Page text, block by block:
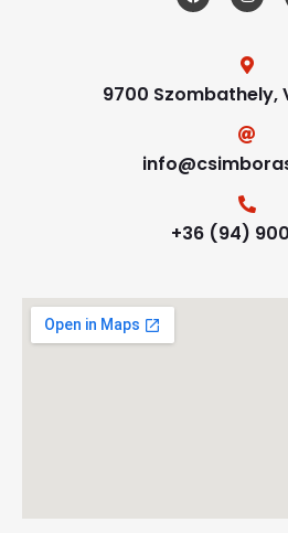
9700 Szombathely,
+36 (94)